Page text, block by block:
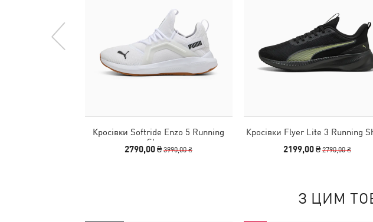
Кросівки Softride Enzo 5 Running
Shoes
2790,00 ₴3990,00 ₴
Кросівки Flyer Lite 3 Running
2199,00 ₴2790,00 ₴
З ЦИМ